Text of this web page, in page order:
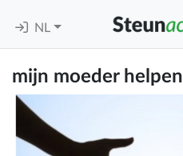
NL
mijn moeder helpen